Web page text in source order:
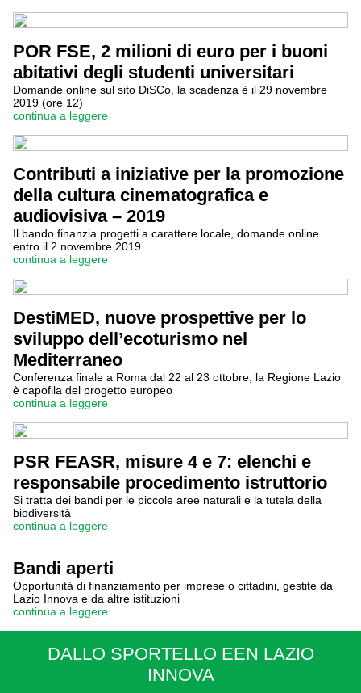
POR FSE, 2 milioni di euro per i buoni
abitativi degli studenti universitari
Domande online sul sito DiSCo, la scadenza è il 29 novembre
2019 (ore 12)
continua a leggere
Contributi a iniziative per la promozione
della cultura cinematografica e
audiovisiva – 2019
Il bando finanzia progetti a carattere locale, domande online
entro il 2 novembre 2019
continua a leggere
DestiMED, nuove prospettive per lo
sviluppo dell’ecoturismo nel
Mediterraneo
Conferenza finale a Roma dal 22 al 23 ottobre, la Regione Lazio
è capofila del progetto europeo
continua a leggere
PSR FEASR, misure 4 e 7: elenchi e
responsabile procedimento istruttorio
Si tratta dei bandi per le piccole aree naturali e la tutela della
biodiversità
continua a leggere
Bandi aperti
Opportunità di finanziamento per imprese o cittadini, gestite da
Lazio Innova e da altre istituzioni
continua a leggere
DALLO SPORTELLO EEN LAZIO
INNOVA